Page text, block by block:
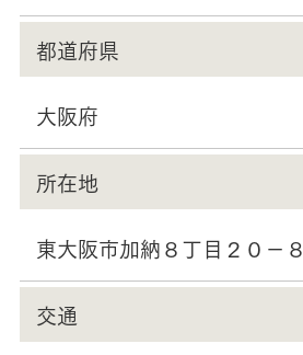
都道府県
大阪府
所在地
東大阪市加納８丁目２０－８
交通